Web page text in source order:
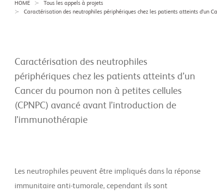
HOME
Tous les appels à projets
Caractérisation des neutrophiles périphériques chez les patients atteints d’un
Caractérisation des neutrophiles
périphériques chez les patients atteints d’un
Cancer du poumon non à petites cellules
(CPNPC) avancé avant l’introduction de
l’immunothérapie
Les neutrophiles peuvent être impliqués dans la réponse
immunitaire anti-tumorale, cependant ils sont